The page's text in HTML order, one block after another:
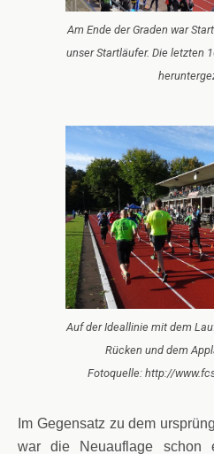
Am Ende der Graden war
unser Startläufer. Die letzten
Auf der Ideallinie mit dem
Rücken und dem
Fotoquelle: http://
Im Gegensatz zu dem
war die Neuauflage schon